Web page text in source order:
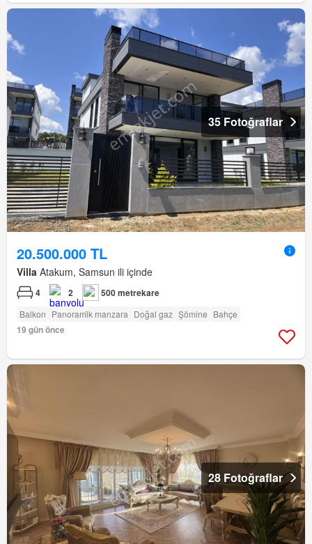
35 Fotoğraflar
20.500.000 TL
Villa Atakum, Samsun ili içinde
4 2 500 metrekare
Balkon Panorami̇k manzara Doğal gaz Şömine Bahçe
19 gün önce
28 Fotoğraflar